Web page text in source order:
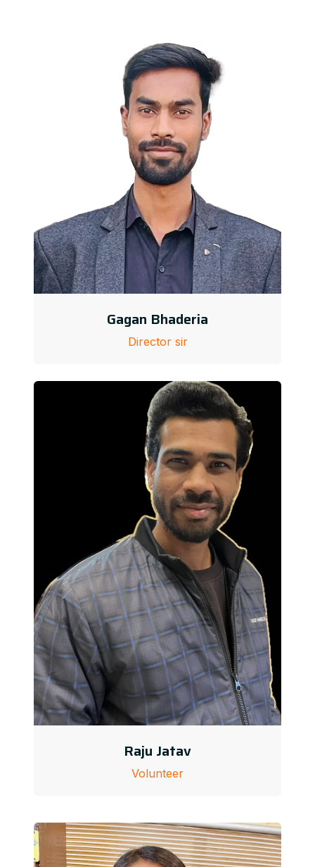
Gagan Bhaderia
Director sir
Raju Jatav
Volunteer